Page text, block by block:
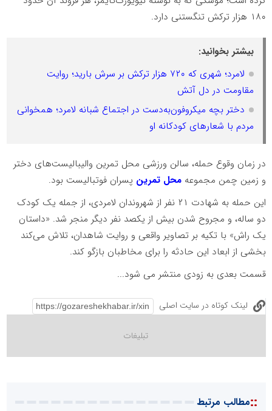
۱۸۰ هزار ترکش تنگستنی دارد.
بیشتر بخوانید:
لامرد؛ شهری که ۷۲۰ هزار ترکش بر سرش بارید؛ روایت
مقاومت در دل آتش
دختر بچه میکروفون‌به‌دست در اجتماع شبانه لامرد؛ همخوانی
مردم با شعارهای کودکانه او
در زمان وقوع حمله، سالن ورزشی محل تمرین والیبالیست‌های دختر
و زمین چمن مجموعه محل تمرین پسران فوتبالیست بود.
این حمله به شهادت ۲۱ نفر از شهروندان لامردی، از جمله یک کودک
دو ساله، و مجروح شدن بیش از یکصد نفر دیگر منجر شد. «داستان
یک راش» با تکیه بر تصاویر واقعی و روایت شاهدان، تلاش می‌کند
بخشی از ابعاد این حادثه را برای مخاطبان بازگو کند.
قسمت بعدی به زودی منتشر می شود...
لینک کوتاه در سایت اصلی
::مطالب مرتبط